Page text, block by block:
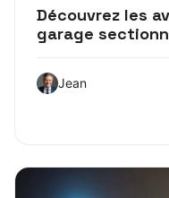
Découvrez les
garage
Jean